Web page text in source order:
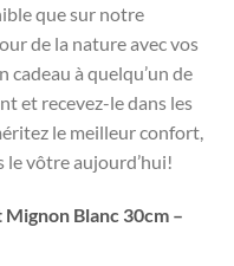
que sur notre
de la nature avec vos
à quelqu’un de
et recevez-le dans les
le meilleur confort,
le vôtre aujourd’hui!
Blanc 30cm –